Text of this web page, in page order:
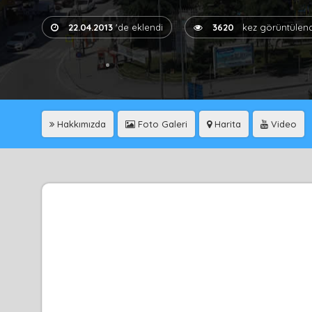
22.04.2013 'de eklendi 3620 kez
Hakkımızda Foto Galeri Harita Video